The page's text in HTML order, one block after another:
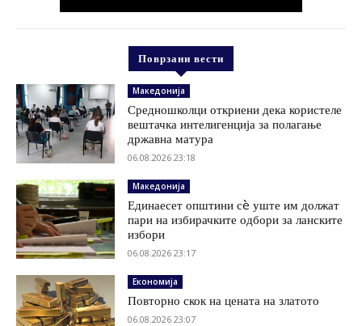
Поврзани вести
Македонија
Средношколци откриени дека користеле
вештачка интелигенција за полагање
државна матура
06.08.2026 23:18
Македонија
Единаесет општини сè уште им должат
пари на избирачките одбори за ланските
избори
06.08.2026 23:17
Економија
Повторно скок на цената на златото
06.08.2026 23:07